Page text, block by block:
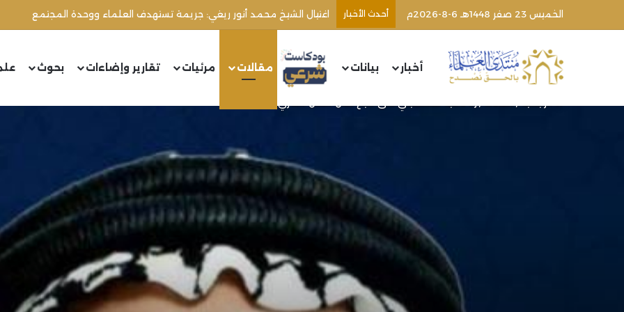
الخميس 23 صفر 1448هـ 6-8-2026م أحدث الأخبار اغتيال الشيخ محمد أنور ريغي: جريمة تستهدف العلماء ووحدة المجتمع
أخبار بيانات مقالات مرئيات تقارير وإضاءات بحوث